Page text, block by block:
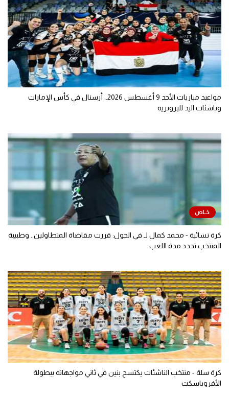
مواعيد مباريات الأحد 9 أغسطس 2026.. أرسنال في كأس الإمارات
وناشئات اليد للبرونزية
كرة نسائية - محمد كمال لـ في الجول: قررت مقاضاة المتطاولين.. وطبيبة
المنتخب تحدد مدة اللعب
كرة سلة - منتخب الناشئات يكتسح بنين في ثاني مواجهاته ببطولة
الأفروباسكت